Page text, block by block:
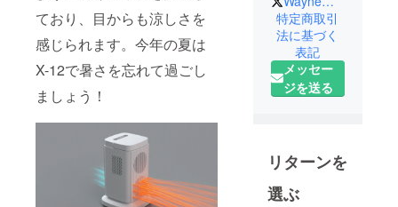
ており、目からも涼しさを
感じられます。今年の夏は
X-12で暑さを忘れて過ごし
ましょう！
プロチーム
です。メン
バーはいず
れも国際市
場における
な経験を有
していま
す。より効
特定商取引
法に基づく
表記
メッセー
ジを送る
リターンを
選ぶ